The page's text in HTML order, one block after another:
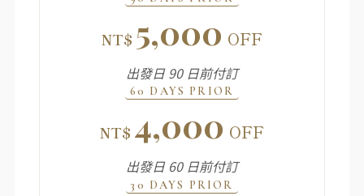
NT$ 5,000 OFF
出發日 90 日前付訂
60 DAYS PRIOR
NT$ 4,000 OFF
出發日 60 日前付訂
30 DAYS PRIOR